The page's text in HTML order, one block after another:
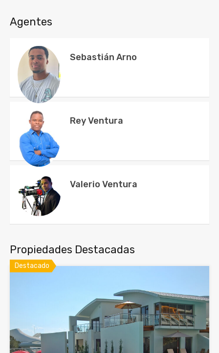
Agentes
Sebastián Arno
Rey Ventura
Valerio Ventura
Propiedades Destacadas
Destacado